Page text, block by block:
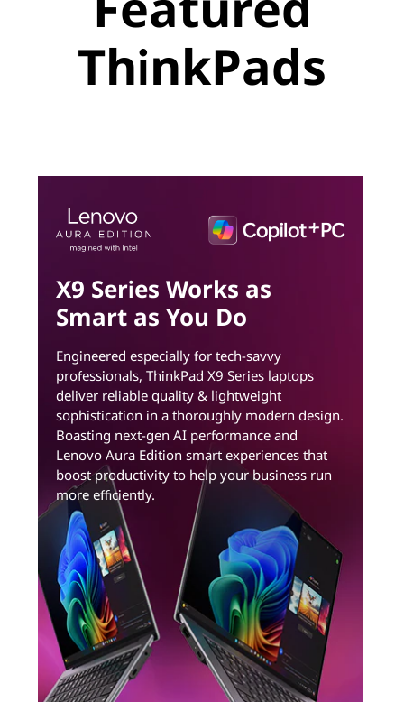
ThinkPads
X9 Series Works as
Smart as You Do
Engineered especially for tech-savvy
professionals, ThinkPad X9 Series laptops
deliver reliable quality & lightweight
sophistication in a thoroughly modern design.
Boasting next-gen AI performance and
Lenovo Aura Edition smart experiences that
boost productivity to help your business run
more efficiently.